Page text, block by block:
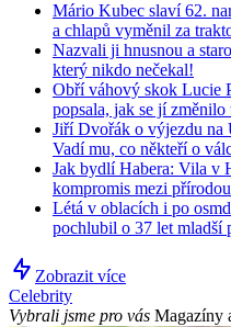
Mário Kubec slaví 62.
a chlapů vyměnil za
Nazvali ji hnusnou a
který nikdo nečekal!
Obří váhový skok Lucie
popsala, jak se jí změnilo
Jiří Dvořák o výjezdu na
Vadí mu, co někteří o
Jak bydlí Habera: Vila v
kompromis mezi
Létá v oblacích i po
pochlubil o 37 let mladší
Zobrazit více
Celebrity
Vybrali jsme pro vás Magazíny